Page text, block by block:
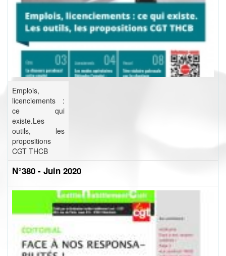
Emplois,
licenciements :
ce qui
existe.Les
outils, les
propositions
CGT THCB
N°380 - Juin 2020